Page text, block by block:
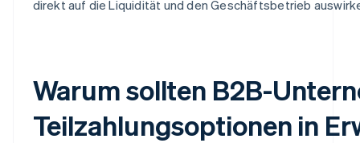
direkt auf die Liquidität und den Geschäftsbetrieb
Warum sollten B2B-
Teilzahlungsoptionen in